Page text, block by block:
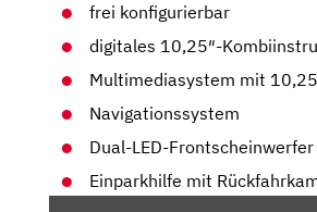
frei konfigurierbar
digitales 10,25″-
Multimediasystem mit
Navigationssystem
Dual-LED-Frontscheinwerfer
Einparkhilfe mit